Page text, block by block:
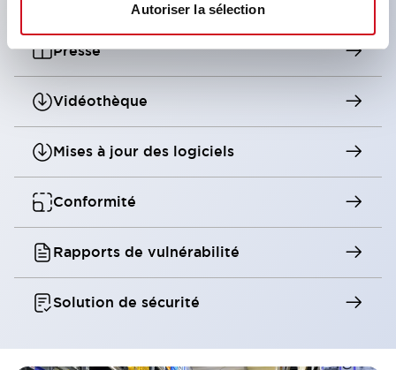
Autoriser la sélection
Presse
Vidéothèque
Mises à jour des logiciels
Conformité
Rapports de vulnérabilité
Solution de sécurité